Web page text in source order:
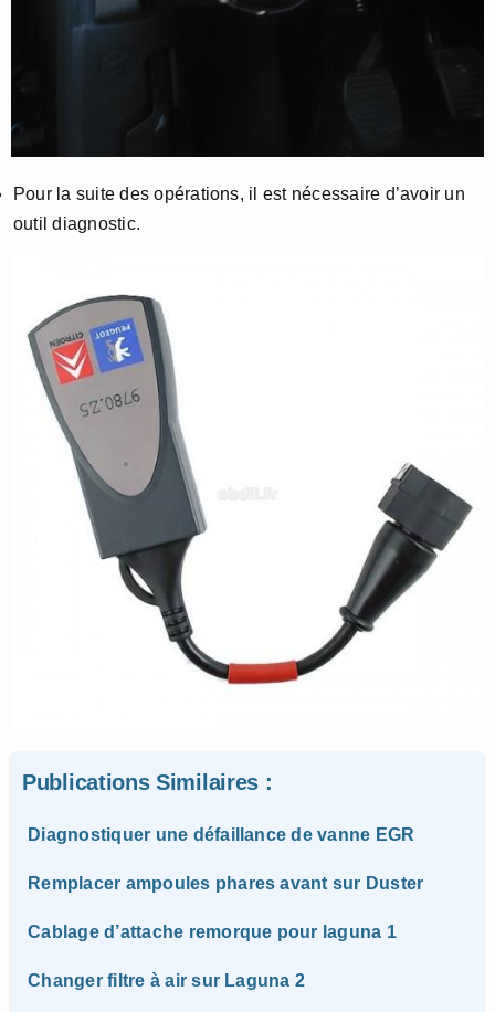
Pour la suite des opérations, il est nécessaire d’avoir un
outil diagnostic.
Publications Similaires :
Diagnostiquer une défaillance de vanne EGR
Remplacer ampoules phares avant sur Duster
Cablage d’attache remorque pour laguna 1
Changer filtre à air sur Laguna 2